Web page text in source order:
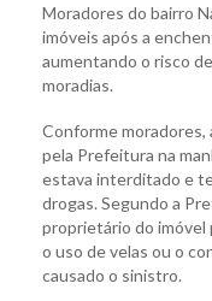
Moradores do bairro
imóveis após a
aumentando o risco
moradias.
Conforme moradores,
pela Prefeitura na
estava interditado e
drogas. Segundo a
proprietário do imóvel
o uso de velas ou o
causado o sinistro.